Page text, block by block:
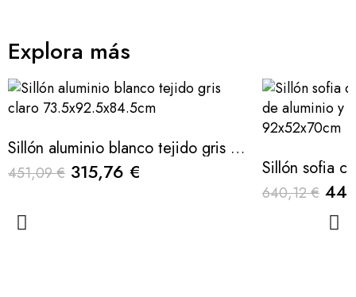
Explora más
Sillón aluminio blanco tejido gris claro 73.5x92.5x84.5cm
451,09 € 315,76 €
640,12 €